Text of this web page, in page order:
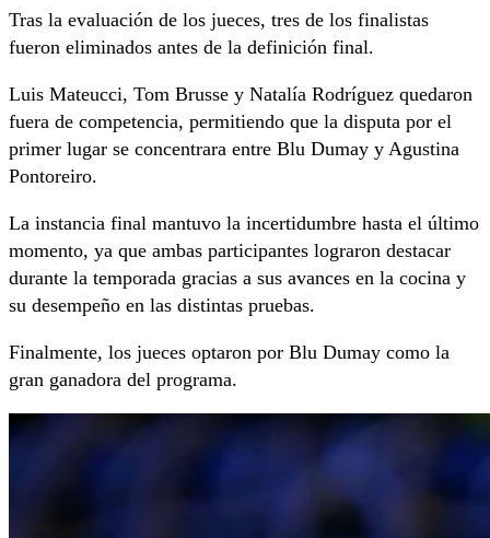
Tras la evaluación de los jueces, tres de los finalistas
fueron eliminados antes de la definición final.
Luis Mateucci, Tom Brusse y Natalía Rodríguez quedaron
fuera de competencia, permitiendo que la disputa por el
primer lugar se concentrara entre Blu Dumay y Agustina
Pontoreiro.
La instancia final mantuvo la incertidumbre hasta el último
momento, ya que ambas participantes lograron destacar
durante la temporada gracias a sus avances en la cocina y
su desempeño en las distintas pruebas.
Finalmente, los jueces optaron por Blu Dumay como la
gran ganadora del programa.